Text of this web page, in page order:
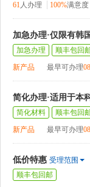
61人办理 100%满意度
加急办理·仅限有韩
加急办理
顺丰包回
新产品
最早可办理
简化办理·适用于本
简化材料
顺丰包回
新产品
最早可办理
低价特惠 受理范围
顺丰包回邮